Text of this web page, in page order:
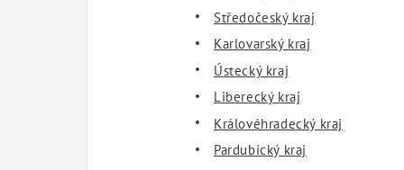
Středočeský kraj
Karlovarský kraj
Ústecký kraj
Liberecký kraj
Královéhradecký kraj
Pardubický kraj